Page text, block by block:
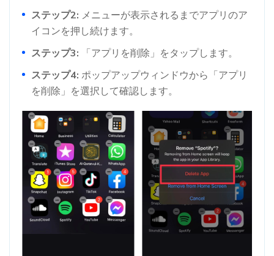
ステップ2: メニューが表示されるまでアプリのア
イコンを押し続けます。
ステップ3: 「アプリを削除」をタップします。
ステップ4: ポップアップウィンドウから「アプリ
を削除」を選択して確認します。